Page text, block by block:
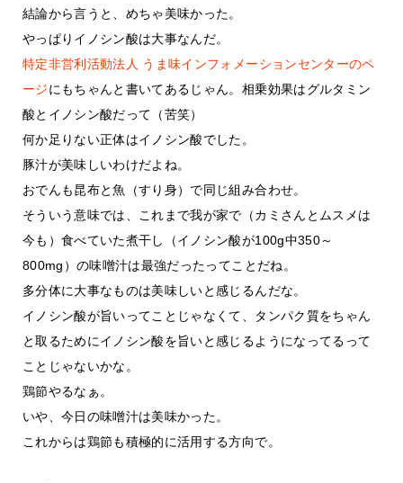
結論から言うと、めちゃ美味かった。
やっぱりイノシン酸は大事なんだ。
特定非営利活動法人 うま味インフォメーションセンターのペ
ージにもちゃんと書いてあるじゃん。相乗効果はグルタミン
酸とイノシン酸だって（苦笑）
何か足りない正体はイノシン酸でした。
豚汁が美味しいわけだよね。
おでんも昆布と魚（すり身）で同じ組み合わせ。
そういう意味では、これまで我が家で（カミさんとムスメは
今も）食べていた煮干し（イノシン酸が100g中350～
800mg）の味噌汁は最強だったってことだね。
多分体に大事なものは美味しいと感じるんだな。
イノシン酸が旨いってことじゃなくて、タンパク質をちゃん
と取るためにイノシン酸を旨いと感じるようになってるって
ことじゃないかな。
鶏節やるなぁ。
いや、今日の味噌汁は美味かった。
これからは鶏節も積極的に活用する方向で。